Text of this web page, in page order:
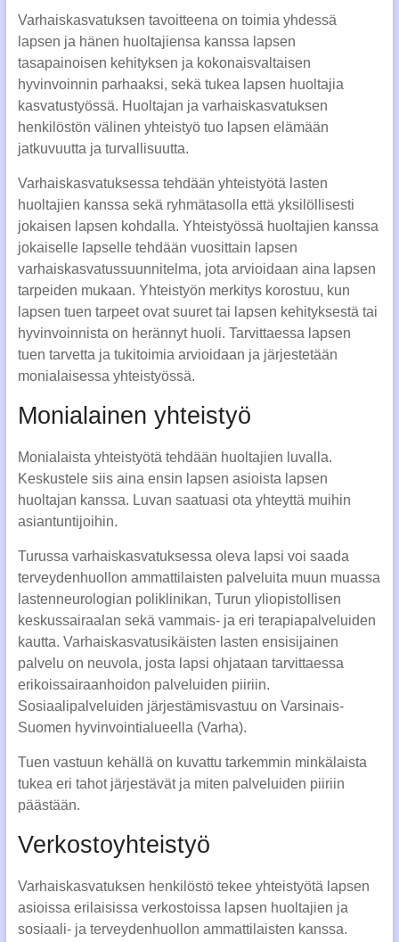
Varhaiskasvatuksen tavoitteena on toimia yhdessä
lapsen ja hänen huoltajiensa kanssa lapsen
tasapainoisen kehityksen ja kokonaisvaltaisen
hyvinvoinnin parhaaksi, sekä tukea lapsen huoltajia
kasvatustyössä. Huoltajan ja varhaiskasvatuksen
henkilöstön välinen yhteistyö tuo lapsen elämään
jatkuvuutta ja turvallisuutta.
Varhaiskasvatuksessa tehdään yhteistyötä lasten
huoltajien kanssa sekä ryhmätasolla että yksilöllisesti
jokaisen lapsen kohdalla. Yhteistyössä huoltajien kanssa
jokaiselle lapselle tehdään vuosittain lapsen
varhaiskasvatussuunnitelma, jota arvioidaan aina lapsen
tarpeiden mukaan. Yhteistyön merkitys korostuu, kun
lapsen tuen tarpeet ovat suuret tai lapsen kehityksestä tai
hyvinvoinnista on herännyt huoli. Tarvittaessa lapsen
tuen tarvetta ja tukitoimia arvioidaan ja järjestetään
monialaisessa yhteistyössä.
Monialainen yhteistyö
Monialaista yhteistyötä tehdään huoltajien luvalla.
Keskustele siis aina ensin lapsen asioista lapsen
huoltajan kanssa. Luvan saatuasi ota yhteyttä muihin
asiantuntijoihin.
Turussa varhaiskasvatuksessa oleva lapsi voi saada
terveydenhuollon ammattilaisten palveluita muun muassa
lastenneurologian poliklinikan, Turun yliopistollisen
keskussairaalan sekä vammais- ja eri terapiapalveluiden
kautta. Varhaiskasvatusikäisten lasten ensisijainen
palvelu on neuvola, josta lapsi ohjataan tarvittaessa
erikoissairaanhoidon palveluiden piiriin.
Sosiaalipalveluiden järjestämisvastuu on Varsinais-
Suomen hyvinvointialueella (Varha).
Tuen vastuun kehällä on kuvattu tarkemmin minkälaista
tukea eri tahot järjestävät ja miten palveluiden piiriin
päästään.
Verkostoyhteistyö
Varhaiskasvatuksen henkilöstö tekee yhteistyötä lapsen
asioissa erilaisissa verkostoissa lapsen huoltajien ja
sosiaali- ja terveydenhuollon ammattilaisten kanssa.